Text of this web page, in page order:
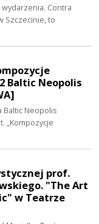
Contra
Szczecinie, to
Baltic Neopolis
Baltic Neopolis
„Kompozycje
prof.
"The Art
w Teatrze